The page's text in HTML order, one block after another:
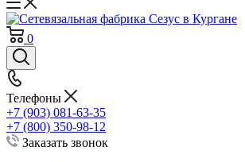
0
Телефоны
+7 (903) 081-63-35
+7 (800) 350-98-12
Заказать звонок